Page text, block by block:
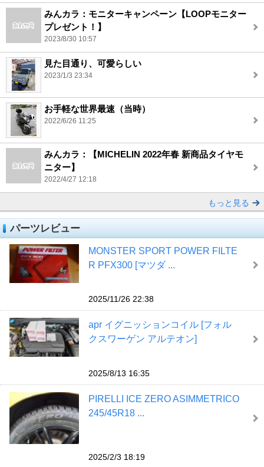
みんカラ：モニターキャンペーン【LOOPモニター
プレゼント！】
2023/8/30 10:57
見た目通り、可愛らしい
2023/1/3 23:34
お手軽な世界最速（当時）
2022/6/26 11:25
みんカラ：【MICHELIN 2022年春 新商品タイヤモ
ニター】
2022/4/27 12:18
もっと見る
パーツレビュー
MONSTER SPORT POWER FILTE
R PFX300 [マツダ ...
2025/11/26 22:38
apr イグニッションコイル [フォル
クスワーゲン アルテオン]
2025/8/13 16:35
PIRELLI ICE ZERO ASIMMETRICO
245/45R18 ...
2025/2/3 18:19